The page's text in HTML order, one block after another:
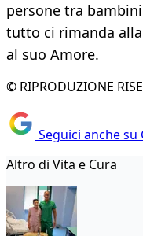
persone tra
tutto ci rimanda
al suo Amore.
© RIPRODUZIONE
Seguici anche
Altro di Vita e Cura